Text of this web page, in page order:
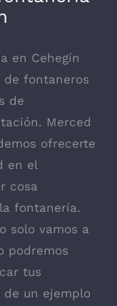
en Cehegín
fontaneros
de
Merced
ofrecerte
en el
cosa
fontanería.
solo vamos a
podremos
tus
de un ejemplo